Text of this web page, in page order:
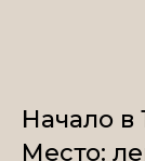
Начало в
Место: